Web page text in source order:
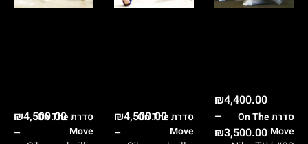
On The
Move
₪3,500.00
–
₪4,400.00
On The
Move
–
₪4,500.00
On The
Move
–
₪4,500.00